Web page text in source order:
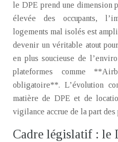
le DPE prend une dimension
élevée des occupants,
logements mal isolés est
devenir un véritable atout
en plus soucieuse de
plateformes comme
obligatoire**. L’évolution
matière de DPE et de
vigilance accrue de la part
Cadre législatif : le